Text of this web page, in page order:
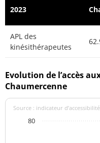
2023
APL des
kinésithérapeutes
Evolution de l’accès
Chaumercenne
Source : indicateur
80